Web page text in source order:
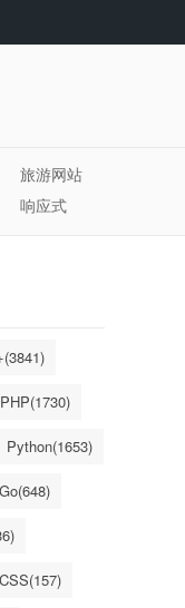
旅游网站
响应式
PHP(1730)
Python(1653)